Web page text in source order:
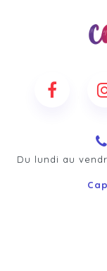
Du lundi au